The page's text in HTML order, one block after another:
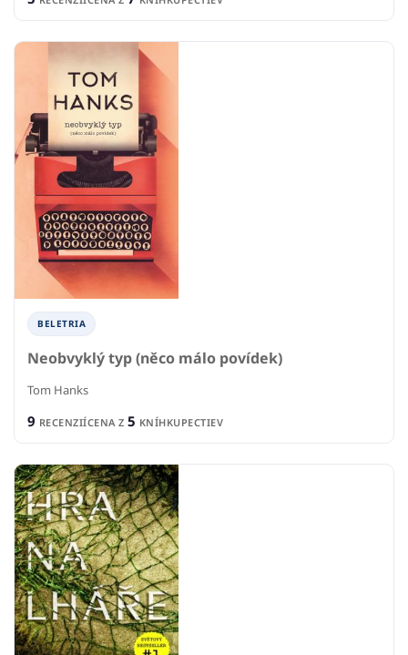
BELETRIA
Neobvyklý typ (něco málo povídek)
Tom Hanks
9 RECENZIÍCENA Z 5 KNÍHKUPECTIEV